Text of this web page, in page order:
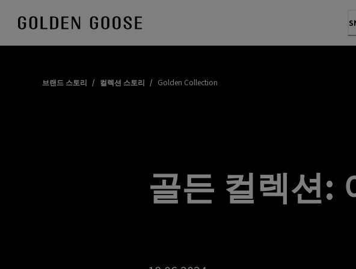
브랜드 스토리 / 컬렉션 스토리 / Golden Collection
골든 컬렉션: